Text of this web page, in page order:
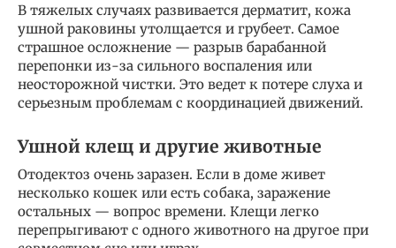
В тяжелых случаях развивается дерматит, кожа
ушной раковины утолщается и грубеет. Самое
страшное осложнение — разрыв барабанной
перепонки из-за сильного воспаления или
неосторожной чистки. Это ведет к потере слуха и
серьезным проблемам с координацией движений.
Ушной клещ и другие животные
Отодектоз очень заразен. Если в доме живет
несколько кошек или есть собака, заражение
остальных — вопрос времени. Клещи легко
перепрыгивают с одного животного на другое при